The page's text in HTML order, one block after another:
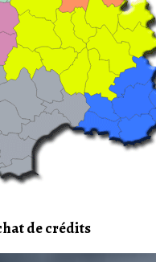
de crédits